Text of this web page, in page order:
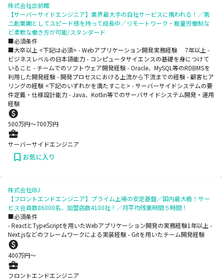
株式会社出前館
【サーバーサイドエンジニア】業界最大手の自社サービスに携われる！／第
二創業期としてスピード感を持って成長中／リモートワーク・裁量労働制な
ど柔軟な働き方が可能/スタンダード
■必須条件
■大卒以上 <下記は必須> - Webアプリケーション開発実務経験 7年以上 -
ビジネスレベルの日本語能力 - コンピュータサイエンスの基礎を身につけて
いること - チームでのソフトウェア開発経験 - Oracle、MySQL等のRDBMSを
利用した開発経験 - 開発プロセスにおける上流から下流までの経験 - 顧客ヒア
リングの経験 <下記のいずれかを満たすこと> - サーバーサイドシステムの要
件定義・仕様設計能力 - Java、Kotlin等でのサーバサイドシステム開発・運用
経験
500万円〜700万円
サーバーサイドエンジニア
お気に入り
株式会社IBJ
【フロントエンドエンジニア】プライム上場の安定基盤／国内最大級！サー
ビス会員数86000名、加盟店数4100社！／月平均残業時間５時間！
■必須条件
- ReactとTypeScriptを用いたWebアプリケーション開発の実務経験1年以上 -
Next.jsなどのフレームワークによる実装経験 - Gitを用いたチーム開発経験
400万円〜
フロントエンドエンジニア